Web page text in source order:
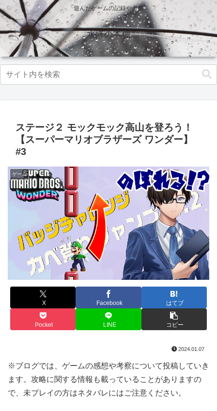
遊んだゲームの記録や考察
水降の本棚
ステージ２ モックモック高山を登ろう！
【スーパーマリオブラザーズ ワンダー】
#3
ゲーム
X Facebook はてブ
Pocket LINE コピー
2024.01.07
※ブログでは、ゲームの感想や考察について投稿していき
ます。攻略に関する情報も載っていることがありますの
で、未プレイの方はネタバレにはご注意ください。